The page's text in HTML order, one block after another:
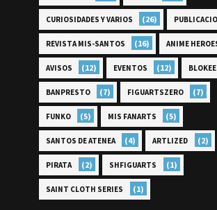
CURIOSIDADES Y VARIOS (26)
REVISTA MIS-SANTOS (16) ANIME
AVISOS (12) EVENTOS (12)
BANPRESTO (7) FIGUARTSZERO (7)
FUNKO (5) MIS FANARTS (5)
SANTOS DE ATENEA (4) ARTLIZED (2)
PIRATA (2) SHFIGUARTS (1)
SAINT CLOTH SERIES (1)